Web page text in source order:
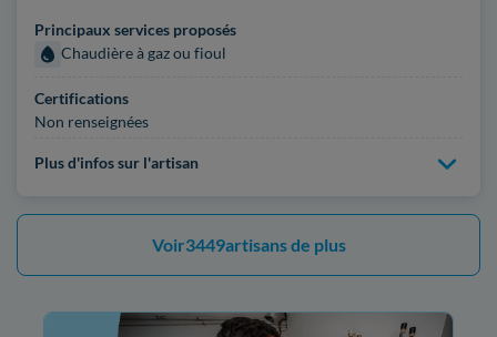
Principaux services proposés
Chaudière à gaz ou fioul
Certifications
Non renseignées
Plus d'infos sur l'artisan
Voir3449artisans de plus